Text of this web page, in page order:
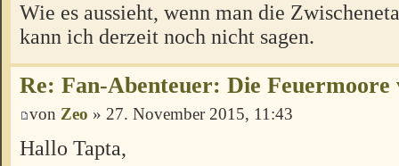
Wie es aussieht, wenn man die
kann ich derzeit noch nicht sagen.
Re: Fan-Abenteuer: Die Feuermoore
von Zeo » 27. November 2015, 11:43
Hallo Tapta,